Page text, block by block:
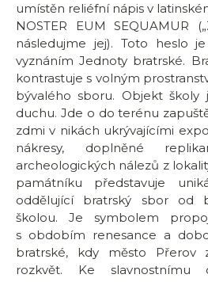
umístěn reliéfní nápis v
NOSTER EUM SEQUAMUR
následujme jej). Toto heslo
vyznáním Jednoty bratrské.
kontrastuje s volným
bývalého sboru. Objekt
duchu. Jde o do terénu
zdmi v nikách ukrývajícími
nákresy, doplněné
archeologických nálezů z
památníku představuje
oddělující bratrský sbor od
školou. Je symbolem
s obdobím renesance a
bratrské, kdy město Přerov
rozkvět. Ke slavnostnímu